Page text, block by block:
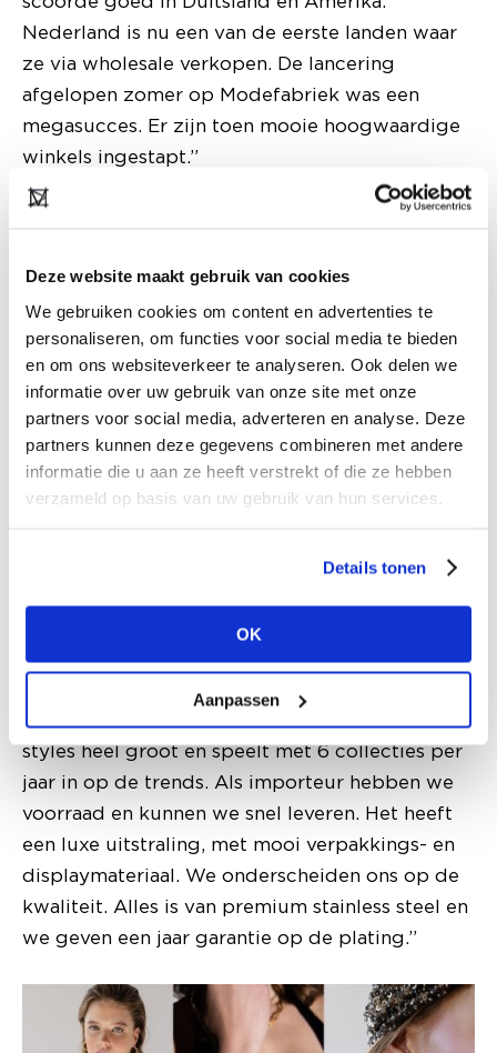
Deze website maakt gebruik van cookies
We gebruiken cookies om content en advertenties te
personaliseren, om functies voor social media te bieden
en om ons websiteverkeer te analyseren. Ook delen we
informatie over uw gebruik van onze site met onze
partners voor social media, adverteren en analyse. Deze
partners kunnen deze gegevens combineren met andere
informatie die u aan ze heeft verstrekt of die ze hebben
verzameld op basis van uw gebruik van hun services.
Details tonen
OK
Aanpassen
Nederland is nu een van de eerste landen waar
ze via wholesale verkopen. De lancering
afgelopen zomer op Modefabriek was een
megasucces. Er zijn toen mooie hoogwaardige
winkels ingestapt.”
Het andere nieuwe merk in de Collections-stal is
verkoopt dit sinds maart 2024. “Ook dit merk
richt zich op de betaalbare prijsklasse, met
verkoopprijzen tussen 15 en 39 euro. De
collectie is met gemiddeld 1.000 tot 1.500
styles heel groot en speelt met 6 collecties per
jaar in op de trends. Als importeur hebben we
voorraad en kunnen we snel leveren. Het heeft
een luxe uitstraling, met mooi verpakkings- en
displaymateriaal. We onderscheiden ons op de
kwaliteit. Alles is van premium stainless steel en
we geven een jaar garantie op de plating.”